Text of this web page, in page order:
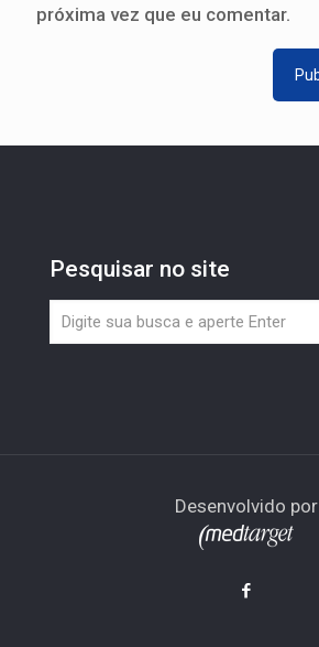
próxima vez que eu comentar.
Pesquisar no site
Desenvolvido por